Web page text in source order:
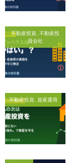
不動産投資, 不動産投
資会社
不動産投資, 資産運用